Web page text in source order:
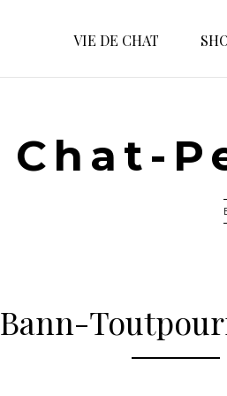
VIE DE CHAT
Chat-
Bann-